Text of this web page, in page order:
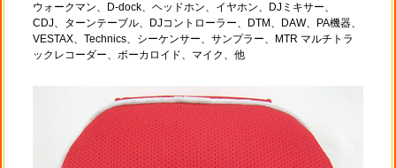
ウォークマン、D-dock、ヘッドホン、イヤホン、DJミキサー、
CDJ、ターンテーブル、DJコントローラー、DTM、DAW、PA機器、
VESTAX、Technics、シーケンサー、サンプラー、MTR マルチトラ
ックレコーダー、ボーカロイド、マイク、他